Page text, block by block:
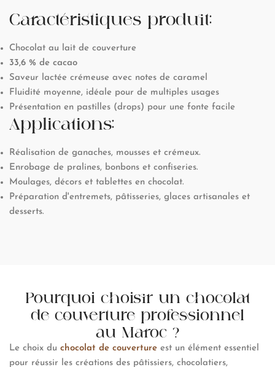
Caractéristiques produit:
Chocolat au lait de couverture
33,6 % de cacao
Saveur lactée crémeuse avec notes de caramel
Fluidité moyenne, idéale pour de multiples usages
Présentation en pastilles (drops) pour une fonte facile
Applications:
Réalisation de ganaches, mousses et crémeux.
Enrobage de pralines, bonbons et confiseries.
Moulages, décors et tablettes en chocolat.
Préparation d'entremets, pâtisseries, glaces artisanales et
desserts.
Pourquoi choisir un chocolat
de couverture professionnel
au Maroc ?
Le choix du chocolat de couverture est un élément essentiel
pour réussir les créations des pâtissiers, chocolatiers,